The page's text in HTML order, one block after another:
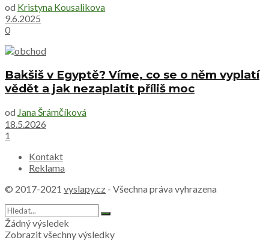
od Kristyna Kousalikova
9.6.2025
0
Bakšiš v Egyptě? Víme, co se o něm vyplatí
vědět a jak nezaplatit příliš moc
od Jana Šrámčíková
18.5.2026
1
Kontakt
Reklama
© 2017-2021 vyslapy.cz - Všechna práva vyhrazena
Žádný výsledek
Zobrazit všechny výsledky